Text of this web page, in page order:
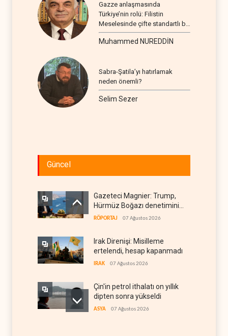
Gazze anlaşmasında
Türkiye’nin rolü: Filistin
Meselesinde çifte standartlı bir
seyir
Muhammed NUREDDİN
Sabra-Şatila’yı hatırlamak
neden önemli?
Selim Sezer
Güncel
Gazeteci Magnier: Trump,
Hürmüz Boğazı denetimini
doğrudan İran ve Umman'a
RÖPORTAJ 07 Ağustos 2026
Irak Direnişi: Misilleme
ertelendi, hesap kapanmadı
IRAK 07 Ağustos 2026
Çin'in petrol ithalatı on yıllık
dipten sonra yükseldi
ASYA 07 Ağustos 2026